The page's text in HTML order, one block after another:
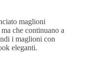
maglioni
che continuano a
i maglioni con
eleganti.